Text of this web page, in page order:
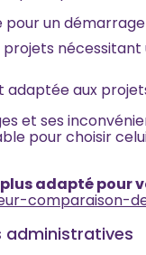
pour un
projets
adaptée aux
et ses
pour choisir
plus adapté pour
comparaison-
administratives